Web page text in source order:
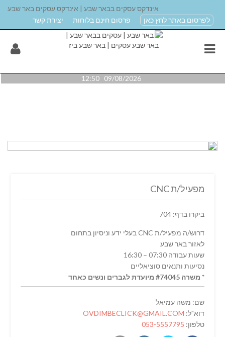
אינדקס עסקים בבאר שבע | אינדקס עסקים באר שבע
לפרסום באתר לחץ כאן
פרסום חינם בלוחות יצירת קשר
09/08/2026 12:50
מפעיל/ת CNC
ביקרו בדף: 704
דרוש/ה מפעיל/ת CNC בעלי ידע וניסיון בתחום
לאזור באר שבע
שעות עבודה 07:30 – 16:30
נסיעות ותנאים סוציאליים
* משרה #74045 מיועדת לגברים ונשים כאחד
שם: משה עמיאל
דוא"ל: OVDIMBECLICK@GMAIL.COM
טלפון: 053-5557795